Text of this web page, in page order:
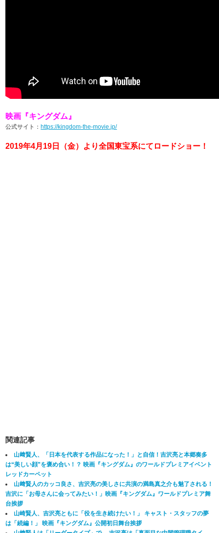
映画『キングダム』
公式サイト： https://kingdom-the-movie.jp/
2019年4月19日（金）より全国東宝系にてロードショー！
関連記事
山﨑賢人、「日本を代表する作品になった！」と自信！吉沢亮と本郷奏多
は“美しい顔”を褒め合い！？ 映画『キングダム』のワールドプレミアイベント
レッドカーペット
山﨑賢人のカッコ良さ、吉沢亮の美しさに共演の満島真之介も魅了される！
吉沢に「お母さんに会ってみたい！」映画『キングダム』ワールドプレミア舞
台挨拶
山崎賢人、吉沢亮ともに「役を生き続けたい！」 キャスト・スタッフの夢
は「続編！」 映画『キングダム』公開初日舞台挨拶